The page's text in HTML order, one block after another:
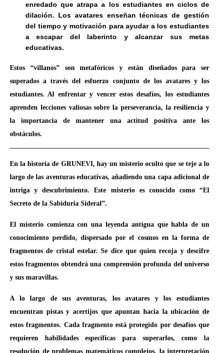
enredado que atrapa a los estudiantes en ciclos de
dilación. Los avatares enseñan técnicas de gestión
del tiempo y motivación para ayudar a los estudiantes
a escapar del laberinto y alcanzar sus metas
educativas.
Estos “villanos” son metafóricos y están diseñados para ser
superados a través del esfuerzo conjunto de los avatares y los
estudiantes. Al enfrentar y vencer estos desafíos, los estudiantes
aprenden lecciones valiosas sobre la perseverancia, la resiliencia y
la importancia de mantener una actitud positiva ante los
obstáculos.
En la historia de GRUNEVI, hay un misterio oculto que se teje a lo
largo de las aventuras educativas, añadiendo una capa adicional de
intriga y descubrimiento. Este misterio es conocido como “El
Secreto de la Sabiduría Sideral”.
El misterio comienza con una leyenda antigua que habla de un
conocimiento perdido, dispersado por el cosmos en la forma de
fragmentos de cristal estelar. Se dice que quien recoja y descifre
estos fragmentos obtendrá una comprensión profunda del universo
y sus maravillas.
A lo largo de sus aventuras, los avatares y los estudiantes
encuentran pistas y acertijos que apuntan hacia la ubicación de
estos fragmentos. Cada fragmento está protegido por desafíos que
requieren habilidades específicas para superarlos, como la
resolución de problemas matemáticos complejos, la interpretación